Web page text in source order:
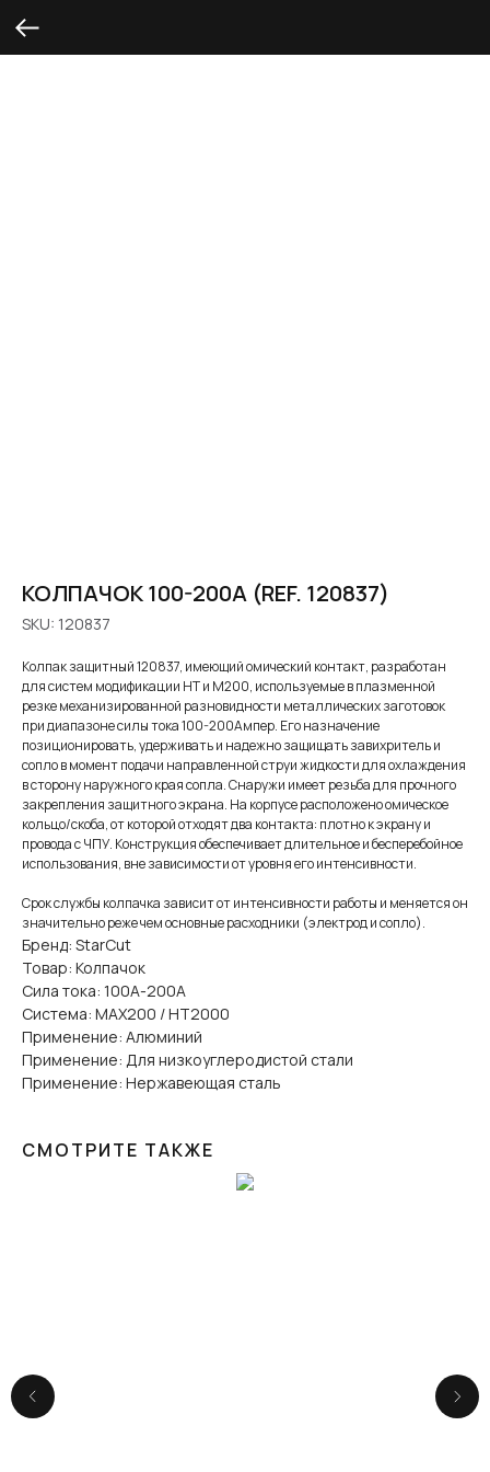
КОЛПАЧОК 100-200А (REF. 120837)
SKU: 120837
Колпак защитный 120837, имеющий омический контакт, разработан
для систем модификации HT и M200, используемые в плазменной
резке механизированной разновидности металлических заготовок
при диапазоне силы тока 100-200Ампер. Его назначение
позиционировать, удерживать и надежно защищать завихритель и
сопло в момент подачи направленной струи жидкости для охлаждения
в сторону наружного края сопла. Снаружи имеет резьба для прочного
закрепления защитного экрана. На корпусе расположено омическое
кольцо/скоба, от которой отходят два контакта: плотно к экрану и
провода с ЧПУ. Конструкция обеспечивает длительное и бесперебойное
использования, вне зависимости от уровня его интенсивности.
Срок службы колпачка зависит от интенсивности работы и меняется он
значительно реже чем основные расходники (электрод и сопло).
Бренд: StarCut
Товар: Колпачок
Сила тока: 100А-200А
Система: MAX200 / HT2000
Применение: Алюминий
Применение: Для низкоуглеродистой стали
Применение: Нержавеющая сталь
СМОТРИТЕ ТАКЖЕ